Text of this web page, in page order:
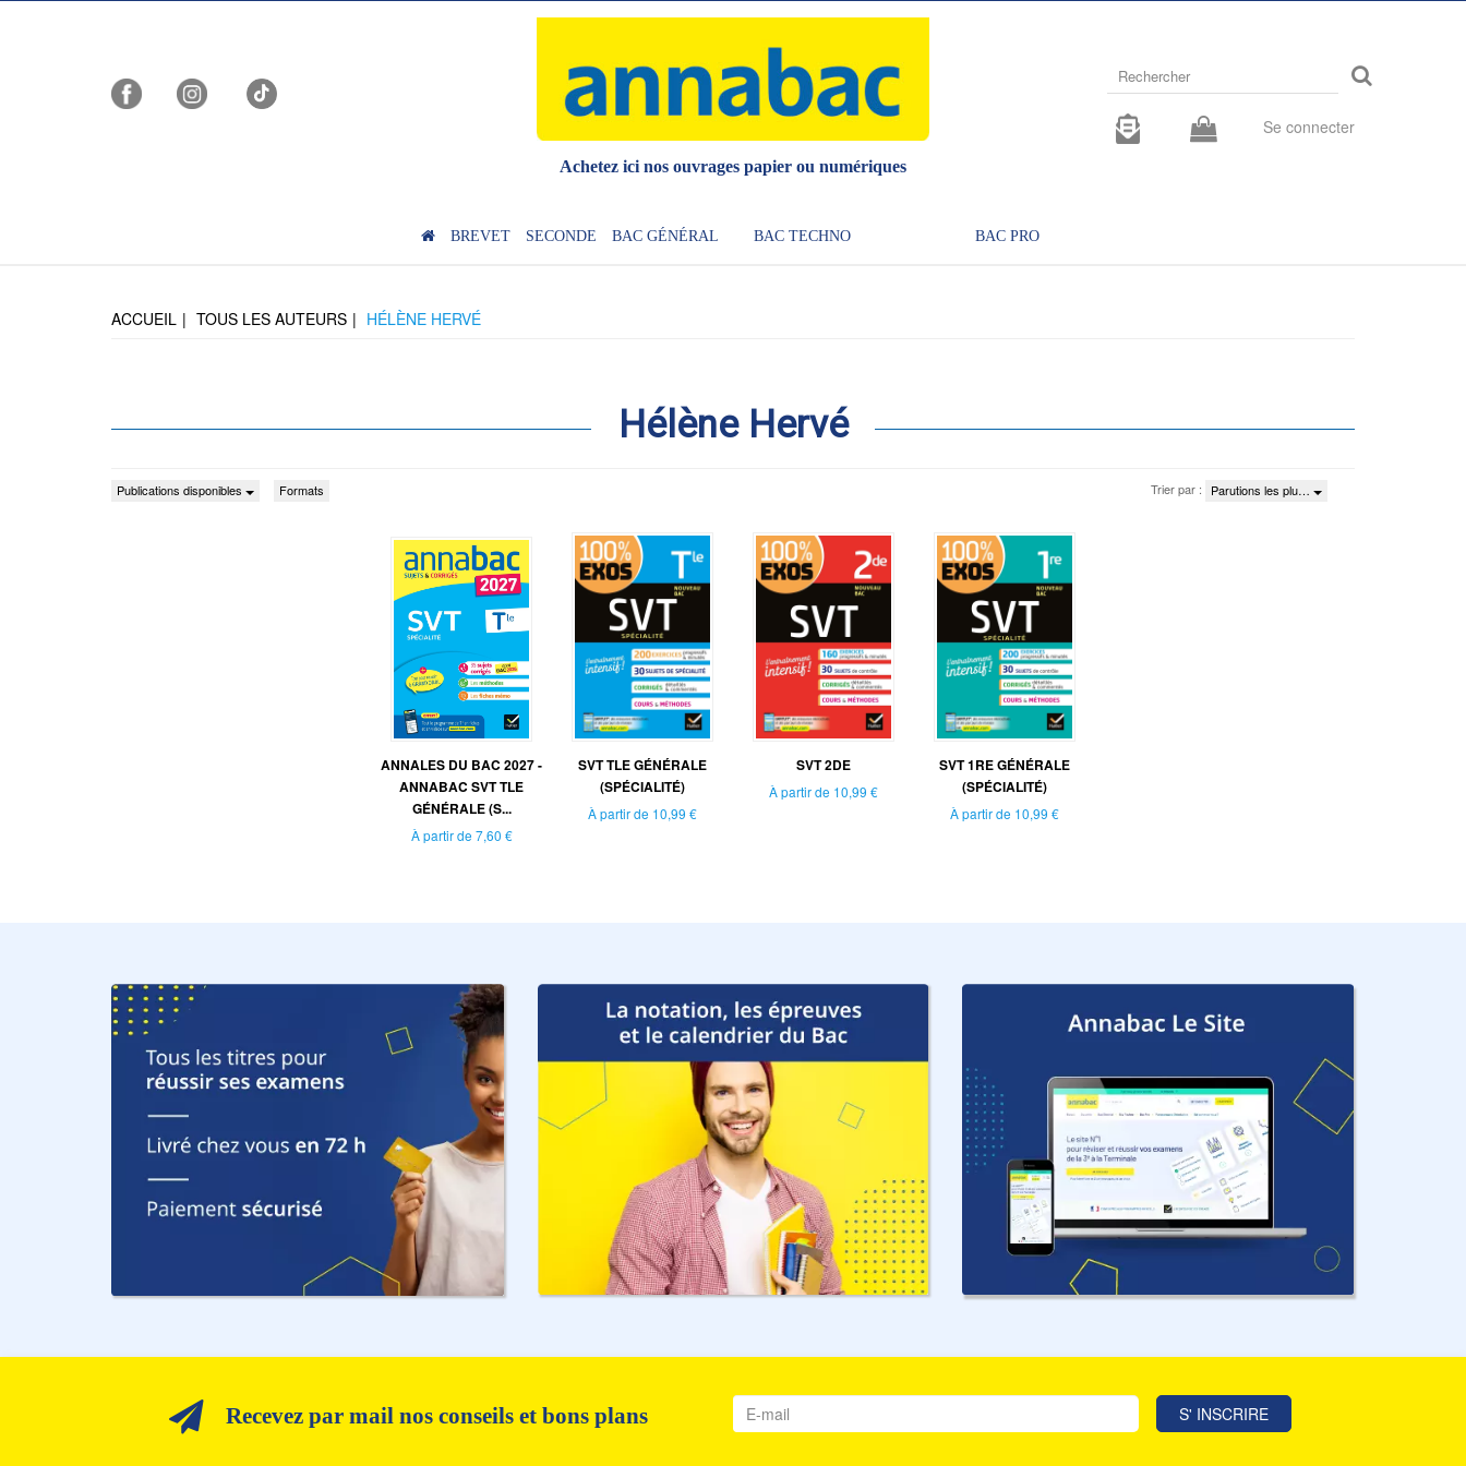
Achetez ici nos ouvrages papier ou numériques
le
site
Se connecter
BREVET SECONDE BAC GÉNÉRAL BAC TECHNO BAC PRO
ACCUEIL TOUS LES AUTEURS HÉLÈNE HERVÉ
Hélène Hervé
Publications disponibles Formats Trier par : Parutions les plu…
ANNALES DU BAC 2027 -
ANNABAC SVT TLE
GÉNÉRALE (S...
À partir de 7,60 €
SVT TLE GÉNÉRALE
(SPÉCIALITÉ)
À partir de 10,99 €
SVT 2DE
À partir de 10,99 €
SVT 1RE GÉNÉRALE
(SPÉCIALITÉ)
À partir de 10,99 €
Recevez par mail nos conseils et bons plans